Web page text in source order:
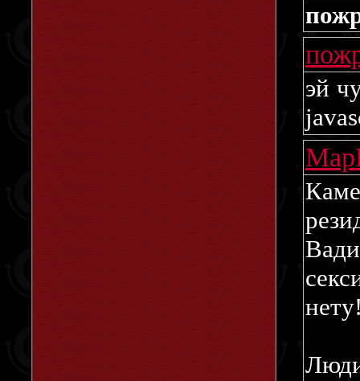
эй